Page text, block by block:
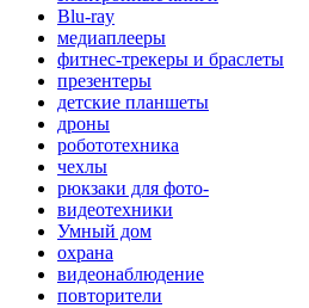
Blu-ray
медиаплееры
фитнес-трекеры и браслеты
презентеры
детские планшеты
дроны
робототехника
чехлы
рюкзаки для фото-
видеотехники
Умный дом
охрана
видеонаблюдение
повторители